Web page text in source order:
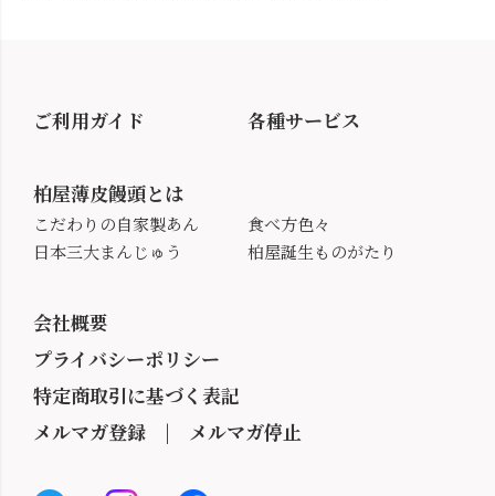
ご利用ガイド 各種サービス
柏屋薄皮饅頭とは
こだわりの自家製あん
日本三大まんじゅう
食べ方色々
柏屋誕生ものがたり
会社概要
プライバシーポリシー
特定商取引に基づく表記
メルマガ登録 | メルマガ停止